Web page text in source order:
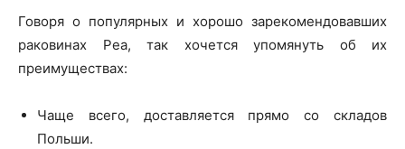
Говоря о популярных и хорошо зарекомендовавших
раковинах Реа, так хочется упомянуть об их
преимуществах:
Чаще всего, доставляется прямо со складов
Польши.